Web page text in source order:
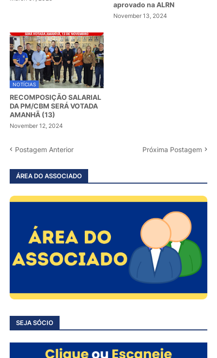
aprovado na ALRN
November 13, 2024
NOTÍCIAS
RECOMPOSIÇÃO SALARIAL
DA PM/CBM SERÁ VOTADA
AMANHÃ (13)
November 12, 2024
Postagem Anterior Próxima Postagem
ÁREA DO ASSOCIADO
SEJA SÓCIO